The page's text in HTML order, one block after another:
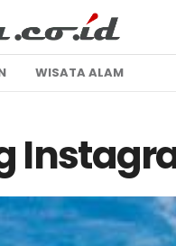
WISATA ALAM